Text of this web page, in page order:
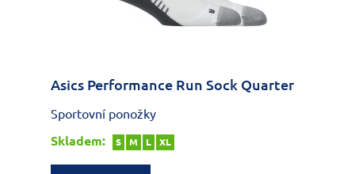
Asics Performance Run Sock Quarter
Sportovní ponožky
Skladem:
S M L XL